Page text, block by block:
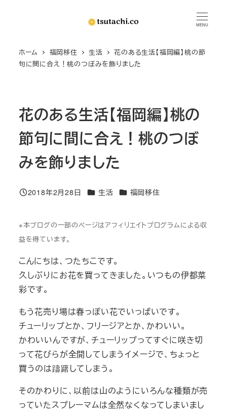
MENU
ホーム 福岡移住 生活
花のある生活【福岡編】桃の節
句に間に合え！桃のつぼみを飾りました
花のある生活【福岡編】桃の
節句に間に合え！桃のつぼ
みを飾りました
投稿日
2018年2月28日 カテゴリー
生活 カテゴリー
福岡移住
※本ブログの一部のページはアフィリエイトプログラムによる収
益を得ています。
こんにちは、つたちこです。
久しぶりにお花を買ってきました。いつもの伊都菜
彩です。
もう花売り場は春っぽい花でいっぱいです。
チューリップとか、フリージアとか、かわいい。
かわいいんですが、チューリップってすぐに咲き切
って花びらが全開してしまうイメージで、ちょっと
買うのは躊躇してしまう。
そのかわりに、以前は山のようにいろんな種類が売
っていたスプレーマムは全然なくなってしまいまし